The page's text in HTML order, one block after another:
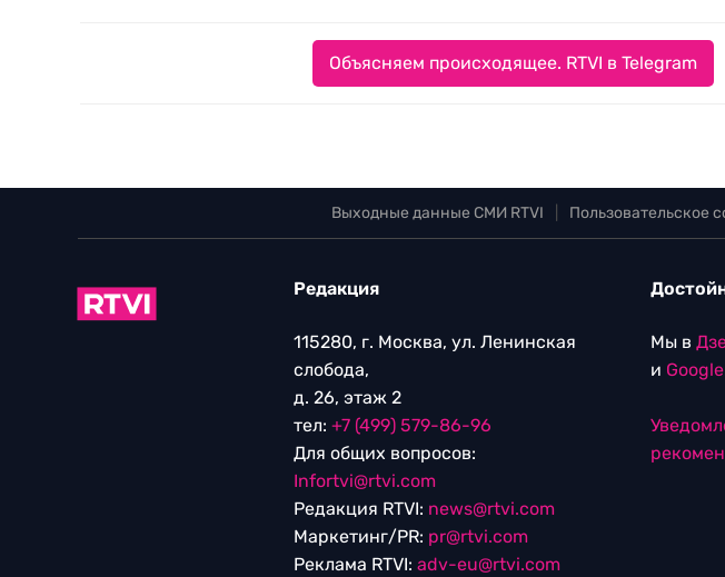
Объясняем происходящее. RTVI в Telegram
Выходные данные СМИ RTVI Пользовательское
Редакция
115280, г. Москва, ул. Ленинская
слобода,
д. 26, этаж 2
тел: +7 (499) 579-86-96
Для общих вопросов:
Infortvi@rtvi.com
Редакция RTVI: news@rtvi.com
Маркетинг/PR: pr@rtvi.com
Реклама RTVI: adv-eu@rtvi.com
Мы в
и